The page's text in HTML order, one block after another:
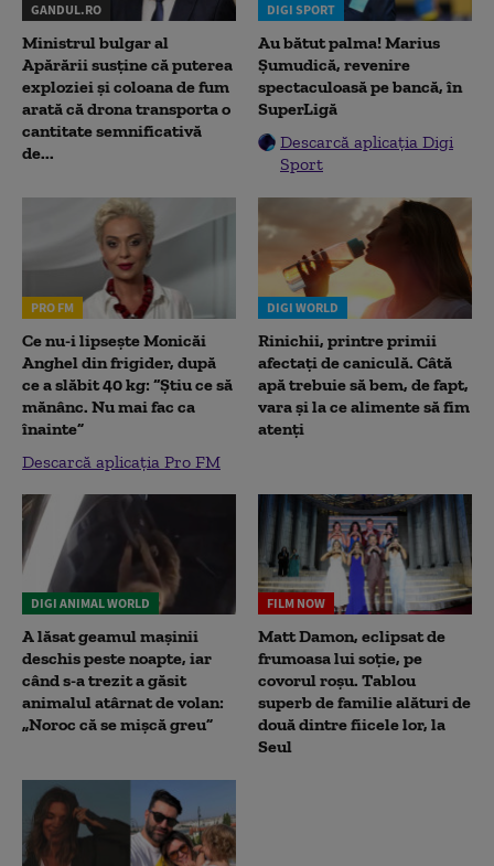
GANDUL.RO
Ministrul bulgar al
Apărării susține că puterea
exploziei și coloana de fum
arată că drona transporta o
cantitate semnificativă
de...
DIGI SPORT
Au bătut palma! Marius
Șumudică, revenire
spectaculoasă pe bancă, în
SuperLigă
Descarcă aplicația Digi
Sport
PRO FM
Ce nu-i lipsește Monicăi
Anghel din frigider, după
ce a slăbit 40 kg: “Știu ce să
mănânc. Nu mai fac ca
înainte”
Descarcă aplicația Pro FM
DIGI WORLD
Rinichii, printre primii
afectați de caniculă. Câtă
apă trebuie să bem, de fapt,
vara și la ce alimente să fim
atenți
DIGI ANIMAL WORLD
A lăsat geamul mașinii
deschis peste noapte, iar
când s-a trezit a găsit
animalul atârnat de volan:
„Noroc că se mișcă greu”
FILM NOW
Matt Damon, eclipsat de
frumoasa lui soție, pe
covorul roșu. Tablou
superb de familie alături de
două dintre fiicele lor, la
Seul